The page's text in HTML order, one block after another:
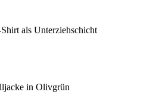
als Unterziehschicht
in Olivgrün